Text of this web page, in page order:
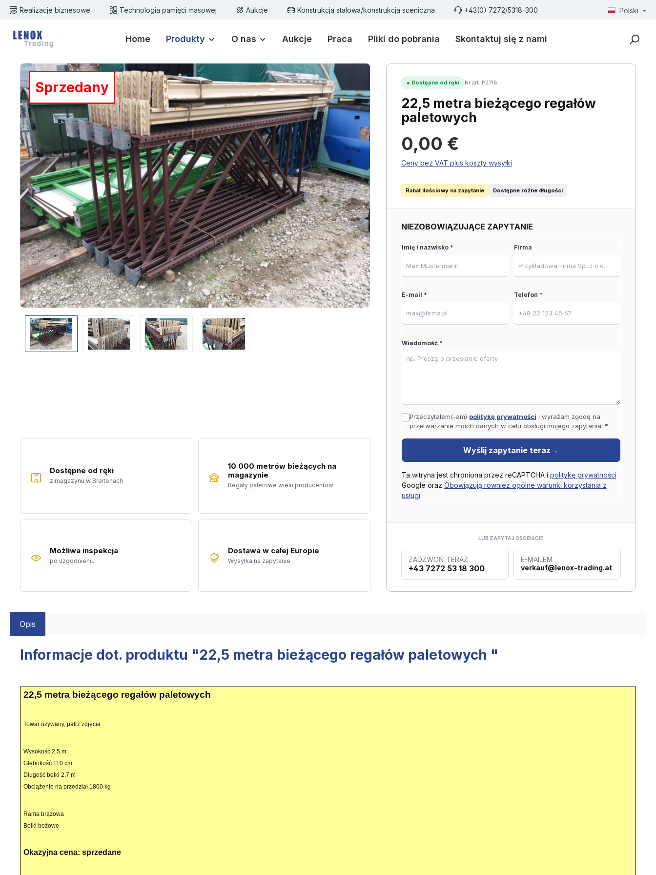
do głównej zawartości
Przejdź do wyszukiwania
Przejdź do głównej nawigacji
Realizacje biznesowe Technologia pamięci masowej Aukcje Konstrukcja stalowa/konstrukcja sceniczna +43(0) 7272/5318-300 Polski
Home Produkty O nas Aukcje Praca Pliki do pobrania Skontaktuj się z nami
Sprzedany
Pomiń galerię zdjęć
● Dostępne od ręki Nr art. P2718
22,5 metra bieżącego regałów
paletowych
Cena regularna:
0,00 €
Ceny bez VAT plus koszty wysyłki
Rabat ilościowy na zapytanie Dostępne różne długości
NIEZOBOWIĄZUJĄCE ZAPYTANIE
Imię i nazwisko * Firma
E-mail * Telefon *
Wiadomość *
Przeczytałem(-am) politykę prywatności i wyrażam zgodę na
przetwarzanie moich danych w celu obsługi mojego zapytania. *
Wyślij zapytanie teraz →
Ta witryna jest chroniona przez reCAPTCHA i politykę prywatności
Google oraz Obowiązują również ogólne warunki korzystania z
usługi.
LUB ZAPYTAJ OSOBIŚCIE
ZADZWOŃ TERAZ
+43 7272 53 18 300
E-MAILEM
verkauf@lenox-trading.at
Dostępne od ręki
z magazynu w Breitenach
10 000 metrów bieżących na
magazynie
Regały paletowe wielu producentów
Możliwa inspekcja
po uzgodnieniu
Dostawa w całej Europie
Wysyłka na zapytanie
Opis
Informacje dot. produktu "22,5 metra bieżącego regałów paletowych "
22,5 metra bieżącego regałów paletowych
Towar używany, patrz zdjęcia
Wysokość 2,5 m
Głębokość 110 cm
Długość belki 2,7 m
Obciążenie na przedział 1800 kg
Rama brązowa
Belki beżowe
Okazyjna cena: sprzedane